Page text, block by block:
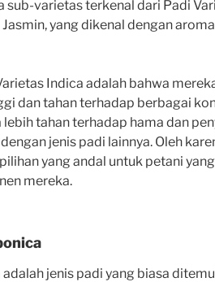
sub-varietas terkenal dari Padi
yang dikenal dengan
Indica adalah bahwa
dan tahan terhadap berbagai
tahan terhadap hama dan
jenis padi lainnya. Oleh
yang andal untuk petani
mereka.
jenis padi yang biasa